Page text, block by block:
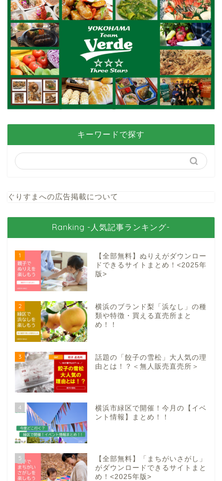
キーワードで探す
ぐりすまへの広告掲載について
Ranking -人気記事ランキング-
1
【全部無料】ぬりえがダウンロー
ドできるサイトまとめ！<2025年
版>
2
横浜のブランド梨「浜なし」の種
類や特徴・買える直売所まと
め！！
3
話題の「餃子の雪松」大人気の理
由とは！？＜無人販売直売所＞
4
横浜市緑区で開催！今月の【イベ
ント情報】まとめ！！
5
【全部無料】「まちがいさがし」
がダウンロードできるサイトまと
め！<2025年版>